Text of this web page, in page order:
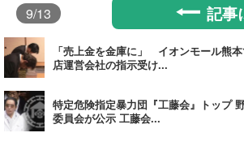
9/13 記事
「売上金を金庫に」 イオンモール熊
店運営会社の指示受け...
特定危険指定暴力団『工藤会』トップ
委員会が公示 工藤会...